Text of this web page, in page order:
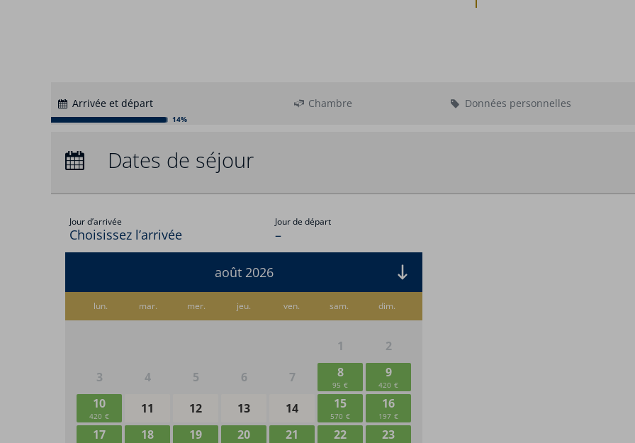
Arrivée et départ Chambre Données personnelles
14%
Nuits :0
Dates de séjour